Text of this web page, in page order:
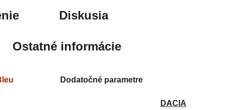
Diskusia
Ostatné informácie
Dodatočné parametre
DACIA